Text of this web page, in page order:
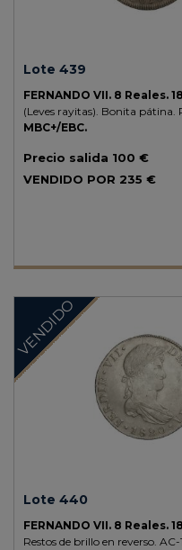
Lote 439
FERNANDO VII. 8 Reales.
(Leves rayitas). Bonita pátina.
MBC+/EBC.
Precio salida 100 €
VENDIDO POR 235 €
VENDIDO
Lote 440
FERNANDO VII. 8 Reales.
Restos de brillo en reverso. AC-